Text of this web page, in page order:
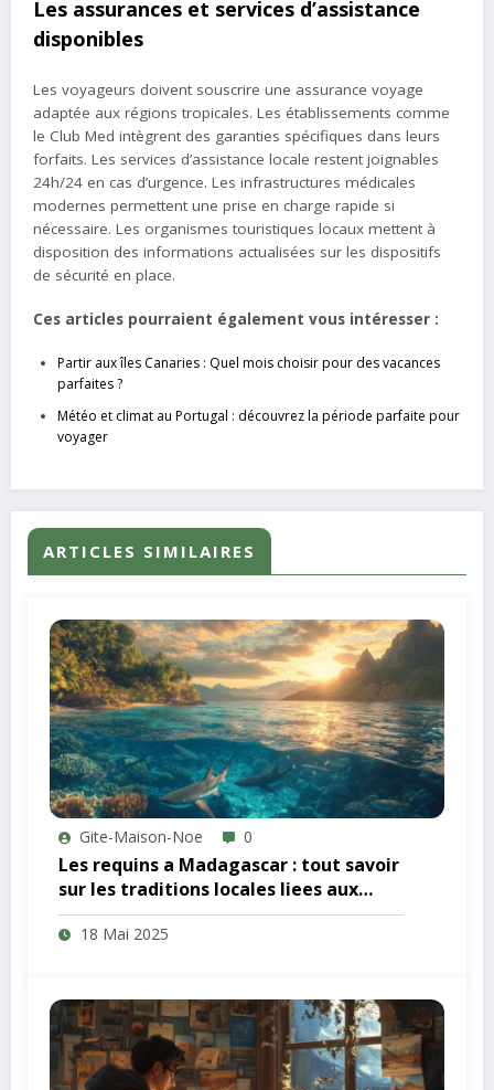
Les assurances et services d’assistance
disponibles
Les voyageurs doivent souscrire une assurance voyage
adaptée aux régions tropicales. Les établissements comme
le Club Med intègrent des garanties spécifiques dans leurs
forfaits. Les services d’assistance locale restent joignables
24h/24 en cas d’urgence. Les infrastructures médicales
modernes permettent une prise en charge rapide si
nécessaire. Les organismes touristiques locaux mettent à
disposition des informations actualisées sur les dispositifs
de sécurité en place.
Ces articles pourraient également vous intéresser :
Partir aux îles Canaries : Quel mois choisir pour des vacances
parfaites ?
Météo et climat au Portugal : découvrez la période parfaite pour
voyager
ARTICLES SIMILAIRES
Gite-Maison-Noe 0
Les requins a Madagascar : tout savoir
sur les traditions locales liees aux
ailerons
18 Mai 2025